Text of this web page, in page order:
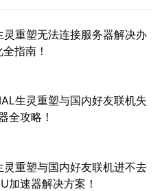
灵重塑无法连接服务器解决办
指南！
生灵重塑与国内好友联机失
全攻略！
灵重塑与国内好友联机进不去
加速器解决方案！